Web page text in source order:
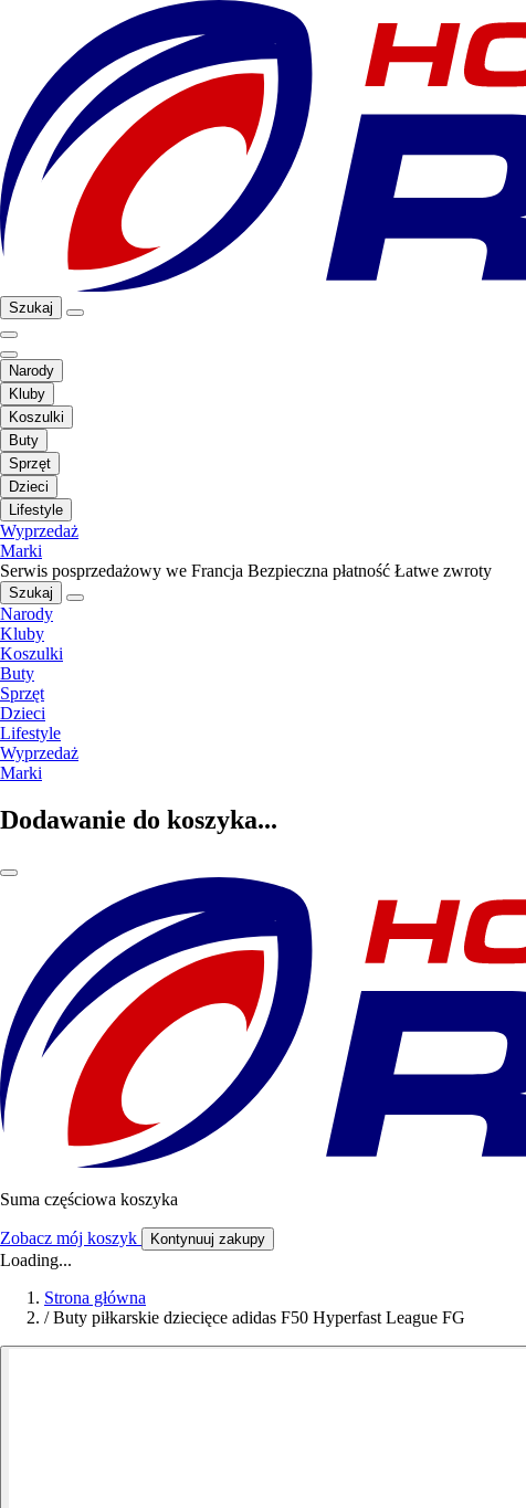
Szukaj
Narody
Kluby
Koszulki
Buty
Sprzęt
Dzieci
Lifestyle
Wyprzedaż
Marki
Serwis posprzedażowy we Francja Bezpieczna płatność Łatwe zwroty
Szukaj
Narody
Kluby
Koszulki
Buty
Sprzęt
Dzieci
Lifestyle
Wyprzedaż
Marki
Dodawanie do koszyka...
Suma częściowa koszyka
Zobacz mój koszyk Kontynuuj zakupy
Loading...
Strona główna
/ Buty piłkarskie dziecięce adidas F50 Hyperfast League FG